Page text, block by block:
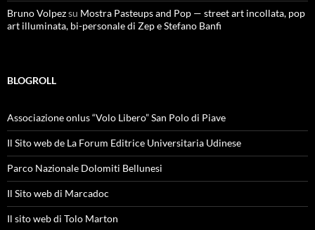
Bruno Volpezsu Mostra Pasteups and Pop — street art incollata, pop
art illuminata, bi-personale di Zep e Stefano Banfi
BLOGROLL
Associazione onlus “Volo Libero” San Polo di Piave
Il Sito web de La Forum Editrice Universitaria Udinese
Parco Nazionale Dolomiti Bellunesi
Il Sito web di Marcadoc
Il sito web di Tolo Marton